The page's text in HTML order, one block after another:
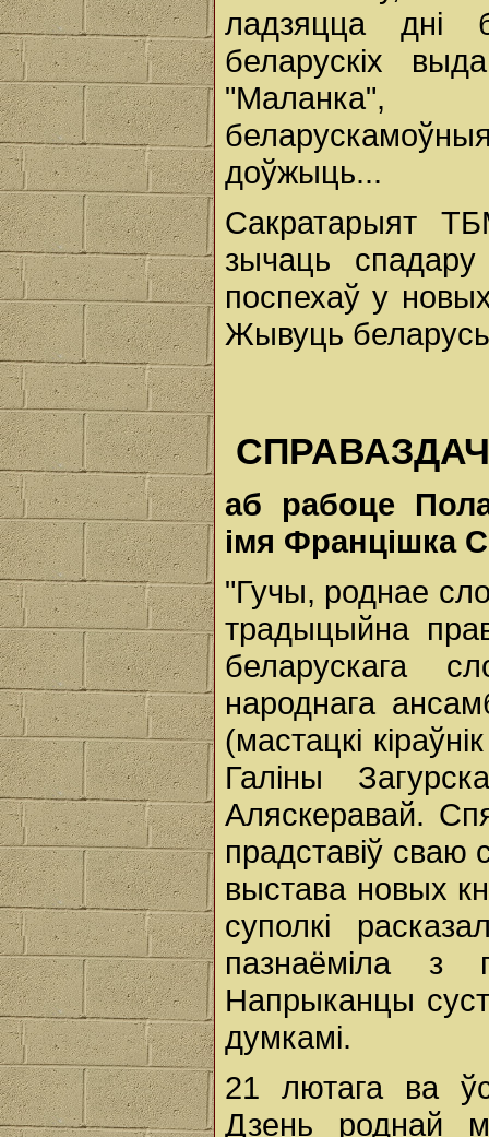
ладзяцца дні
беларускіх
"Маланка",
доўжыць...
Сакратарыят
зычаць
поспехаў у
Жывуць
аб рабоце
імя Францішка
"Гучы, роднае
традыцыйна
беларускага
народнага
(мастацкі
Галіны
Аляскеравай.
прадставіў сваю
выстава новых
суполкі
пазнаёміла з
Напрыканцы
думкамі.
21 лютага ва
Дзень роднай